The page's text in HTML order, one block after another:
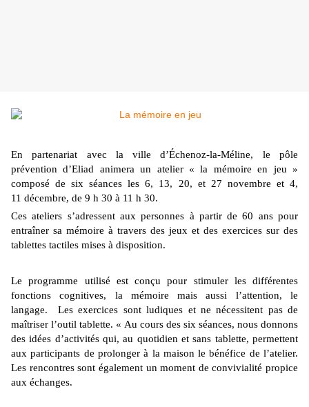
En partenariat avec la ville d’Échenoz-la-Méline, le pôle
prévention d’Eliad animera un atelier « la mémoire en jeu »
composé de six séances les 6, 13, 20, et 27 novembre et 4,
11 décembre, de 9 h 30 à 11 h 30.
Ces ateliers s’adressent aux personnes à partir de 60 ans pour
entraîner sa mémoire à travers des jeux et des exercices sur des
tablettes tactiles mises à disposition.
Le programme utilisé est conçu pour stimuler les différentes
fonctions cognitives, la mémoire mais aussi l’attention, le
langage. Les exercices sont ludiques et ne nécessitent pas de
maîtriser l’outil tablette. « Au cours des six séances, nous donnons
des idées d’activités qui, au quotidien et sans tablette, permettent
aux participants de prolonger à la maison le bénéfice de l’atelier.
Les rencontres sont également un moment de convivialité propice
aux échanges.